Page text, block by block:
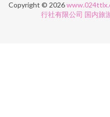
Copyright © 2026
行社有限公司 国内旅